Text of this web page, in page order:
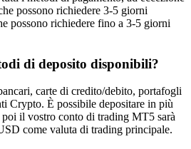
possono richiedere 3-5 giorni
possono richiedere fino a 3-5 giorni
di deposito disponibili?
carte di credito/debito, portafogli
Crypto. È possibile depositare in più
il vostro conto di trading MT5 sarà
come valuta di trading principale.